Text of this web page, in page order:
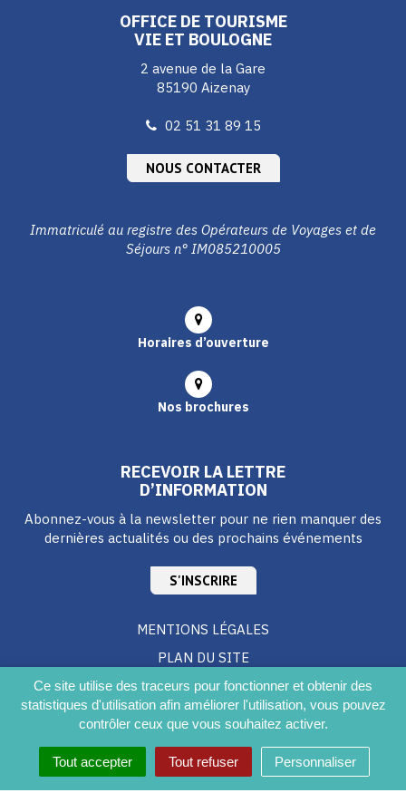
Ce site utilise des traceurs pour fonctionner et obtenir des
statistiques d'utilisation afin améliorer l'utilisation, vous pouvez
contrôler ceux que vous souhaitez activer.
Tout accepter Tout refuser Personnaliser
OFFICE DE TOURISME
VIE ET BOULOGNE
2 avenue de la Gare
85190 Aizenay
02 51 31 89 15
NOUS CONTACTER
Immatriculé au registre des Opérateurs de Voyages et de
Séjours n° IM085210005
Horaires d’ouverture
Nos brochures
RECEVOIR LA LETTRE
D’INFORMATION
Abonnez-vous à la newsletter pour ne rien manquer des
dernières actualités ou des prochains événements
S'INSCRIRE
MENTIONS LÉGALES
PLAN DU SITE
CRÉDITS
ACCESSIBILITÉ DU SITE